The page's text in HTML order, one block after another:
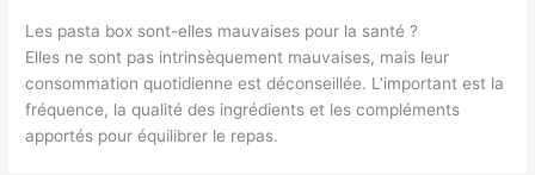
Les pasta box sont-elles mauvaises pour la santé ?
Elles ne sont pas intrinsèquement mauvaises, mais leur
consommation quotidienne est déconseillée. L’important est la
fréquence, la qualité des ingrédients et les compléments
apportés pour équilibrer le repas.